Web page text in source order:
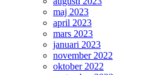
maj 2023
april 2023
mars 2023
januari 2023
november 2022
oktober 2022